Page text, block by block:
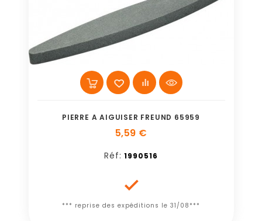
PIERRE A AIGUISER FREUND 65959
5,59 €
Réf: 1990516

*** reprise des expéditions le 31/08***